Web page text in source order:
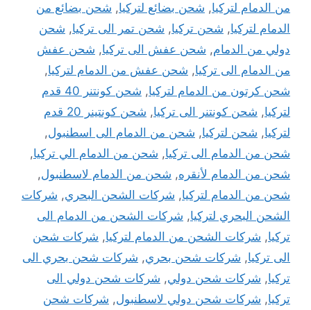
من الدمام لتركيا, شحن بضائع لتركيا, شحن بضائع من
الدمام لتركيا, شحن تركيا, شحن تمر الى تركيا, شحن
دولي من الدمام, شحن عفش الى تركيا, شحن عفش
من الدمام الى تركيا, شحن عفش من الدمام لتركيا,
شحن كرتون من الدمام لتركيا,
شحن كونتنر 40 قدم
لتركيا, شحن كونتنر الى تركيا,
شحن كونتينر 20 قدم
لتركيا, شحن لتركيا, شحن من الدمام الى اسطنبول,
شحن من الدمام الى تركيا, شحن من الدمام الي تركيا,
شحن من الدمام لأنقره, شحن من الدمام لاسطنبول,
شحن من الدمام لتركيا, شركات الشحن البحري, شركات
الشحن البحري لتركيا, شركات الشحن من الدمام الى
تركيا, شركات الشحن من الدمام لتركيا, شركات شحن
الى تركيا, شركات شحن بحري, شركات شحن بحري الى
تركيا, شركات شحن دولي, شركات شحن دولي الى
تركيا, شركات شحن دولي لاسطنبول, شركات شحن